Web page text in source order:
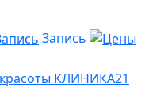
Запись
КЛИНИКА21